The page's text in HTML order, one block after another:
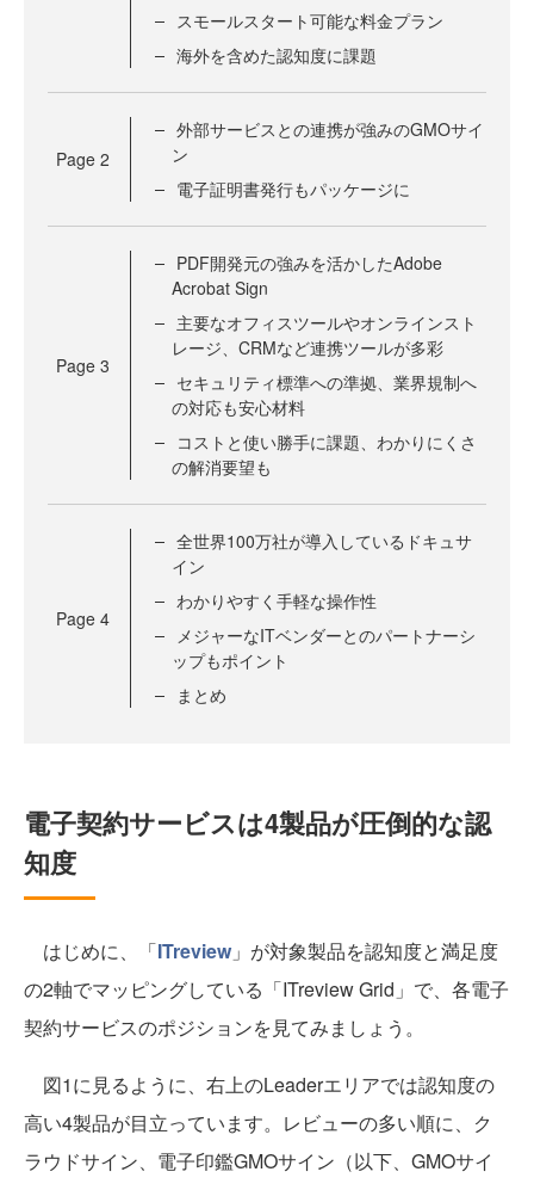
スモールスタート可能な料金プラン
海外を含めた認知度に課題
Page 2
外部サービスとの連携が強みのGMOサイ
ン
電子証明書発行もパッケージに
Page 3
PDF開発元の強みを活かしたAdobe
Acrobat Sign
主要なオフィスツールやオンラインスト
レージ、CRMなど連携ツールが多彩
セキュリティ標準への準拠、業界規制へ
の対応も安心材料
コストと使い勝手に課題、わかりにくさ
の解消要望も
Page 4
全世界100万社が導入しているドキュサ
イン
わかりやすく手軽な操作性
メジャーなITベンダーとのパートナーシ
ップもポイント
まとめ
電子契約サービスは4製品が圧倒的な認
知度
はじめに、「ITreview 」が対象製品を認知度と満足度
の2軸でマッピングしている「ITreview Grid」で、各電子
契約サービスのポジションを見てみましょう。
図1に見るように、右上のLeaderエリアでは認知度の
高い4製品が目立っています。レビューの多い順に、ク
ラウドサイン、電子印鑑GMOサイン（以下、GMOサイ